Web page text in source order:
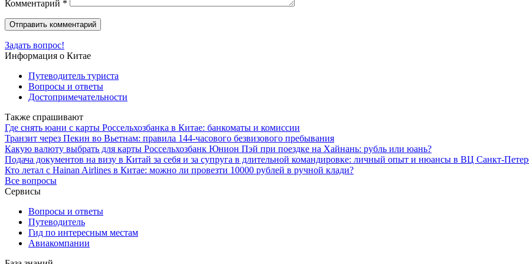
Комментарий *
Задать вопрос!
Информация о Китае
Путеводитель туриста
Вопросы и ответы
Достопримечательности
Также спрашивают
Где снять юани с карты Россельхозбанка в Китае: банкоматы и комиссии
Транзит через Пекин во Вьетнам: правила 144-часового безвизового пребывания
Какую валюту выбрать для карты Россельхозбанк Юнион Пэй при поездке на Хайнань: рубль или юань?
Подача документов на визу в Китай за себя и за супруга в длительной командировке: личный опыт и нюансы в ВЦ Санкт-
Кто летал с Hainan Airlines в Китае: можно ли провезти 10000 рублей в ручной клади?
Все вопросы
Сервисы
Вопросы и ответы
Путеводитель
Гид по интересным местам
Авиакомпании